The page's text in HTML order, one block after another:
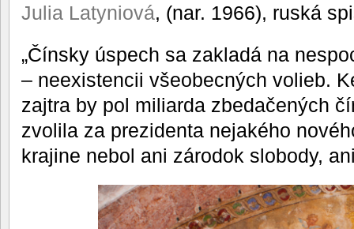
Julia Latyniová, (nar. 1966), ruská
„Čínsky úspech sa zakladá na
– neexistencii všeobecných volieb.
zajtra by pol miliarda zbedačených
zvolila za prezidenta nejakého
krajine nebol ani zárodok slobody,